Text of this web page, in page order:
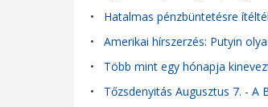
• Hatalmas pénzbüntetésre
• Amerikai hírszerzés: Putyin
• Több mint egy hónapja
• Tőzsdenyitás Augusztus 7. - A